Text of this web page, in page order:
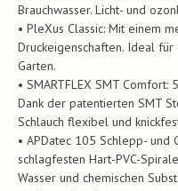
Brauchwasser. Licht- und
• PleXus Classic: Mit einem
Druckeigenschaften. Ideal
Garten.
• SMARTFLEX SMT
Dank der patentierten SMT
Schlauch flexibel und
• APDatec 105 Schlepp-
schlagfesten Hart-PVC-
Wasser und chemischen